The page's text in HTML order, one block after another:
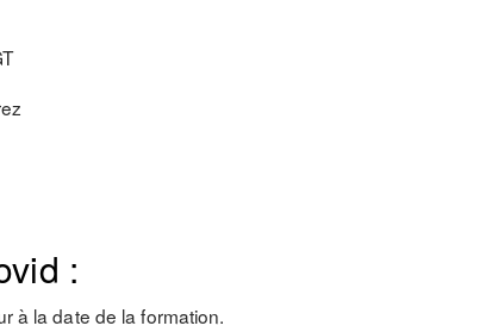
:
à la date de la formation.